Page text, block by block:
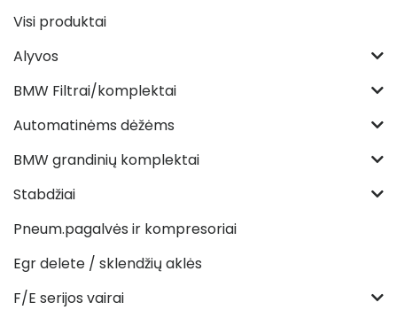
Visi produktai
Alyvos
BMW Filtrai/komplektai
Automatinėms dėžėms
BMW grandinių komplektai
Stabdžiai
Pneum.pagalvės ir kompresoriai
Egr delete / sklendžių aklės
F/E serijos vairai